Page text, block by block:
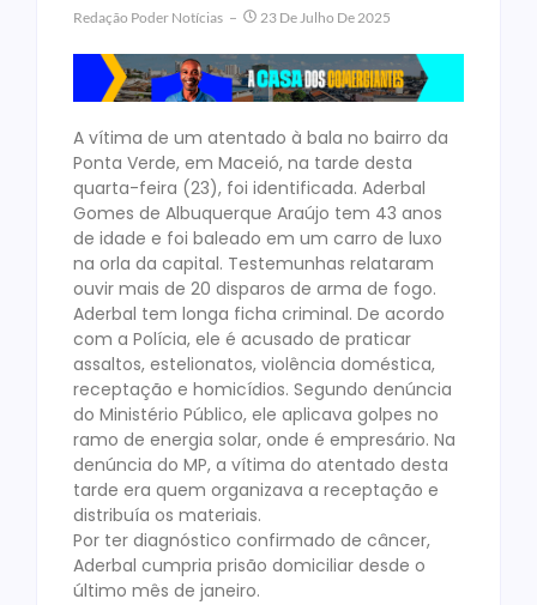
Redação Poder Notícias 23 De Julho De 2025
A vítima de um atentado à bala no bairro da
Ponta Verde, em Maceió, na tarde desta
quarta-feira (23), foi identificada. Aderbal
Gomes de Albuquerque Araújo tem 43 anos
de idade e foi baleado em um carro de luxo
na orla da capital. Testemunhas relataram
ouvir mais de 20 disparos de arma de fogo.
Aderbal tem longa ficha criminal. De acordo
com a Polícia, ele é acusado de praticar
assaltos, estelionatos, violência doméstica,
receptação e homicídios. Segundo denúncia
do Ministério Público, ele aplicava golpes no
ramo de energia solar, onde é empresário. Na
denúncia do MP, a vítima do atentado desta
tarde era quem organizava a receptação e
distribuía os materiais.
Por ter diagnóstico confirmado de câncer,
Aderbal cumpria prisão domiciliar desde o
último mês de janeiro.